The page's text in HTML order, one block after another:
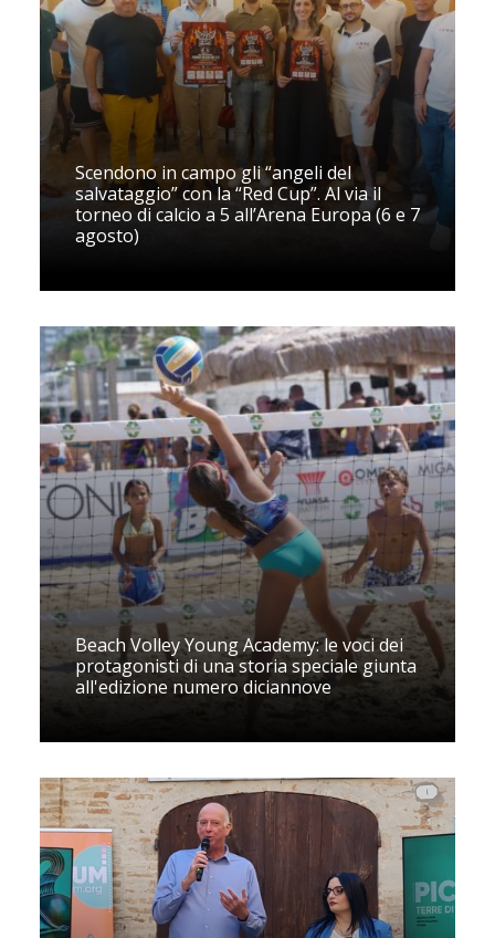
Scendono in campo gli “angeli del
salvataggio” con la “Red Cup”. Al via il
torneo di calcio a 5 all’Arena Europa (6 e 7
agosto)
Beach Volley Young Academy: le voci dei
protagonisti di una storia speciale giunta
all'edizione numero diciannove